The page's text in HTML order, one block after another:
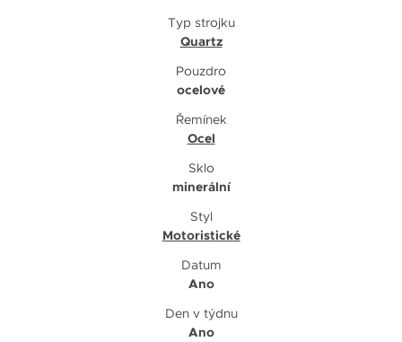
Typ strojku
Quartz
Pouzdro
ocelové
Řemínek
Ocel
Sklo
minerální
Styl
Motoristické
Datum
Ano
Den v týdnu
Ano